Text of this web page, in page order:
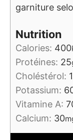
garniture
Nutrition
Calories: 400
Protéines: 25
Choléstérol:
Potassium:
Vitamine A:
Calcium: 30